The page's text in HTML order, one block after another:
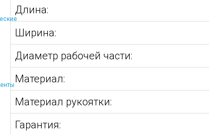
Длина:
Ширина:
Диаметр рабочей части:
Материал:
Материал рукоятки:
Гарантия: